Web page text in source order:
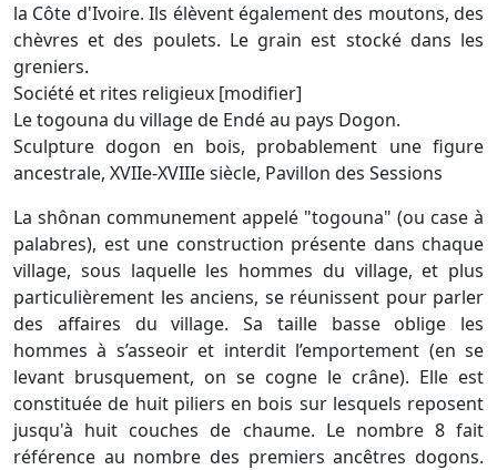
la Côte d'Ivoire. Ils élèvent également des moutons, des
chèvres et des poulets. Le grain est stocké dans les
greniers.
Société et rites religieux [modifier]
Le togouna du village de Endé au pays Dogon.
Sculpture dogon en bois, probablement une figure
ancestrale, XVIIe-XVIIIe siècle, Pavillon des Sessions
La shônan communement appelé "togouna" (ou case à
palabres), est une construction présente dans chaque
village, sous laquelle les hommes du village, et plus
particulièrement les anciens, se réunissent pour parler
des affaires du village. Sa taille basse oblige les
hommes à s’asseoir et interdit l’emportement (en se
levant brusquement, on se cogne le crâne). Elle est
constituée de huit piliers en bois sur lesquels reposent
jusqu'à huit couches de chaume. Le nombre 8 fait
référence au nombre des premiers ancêtres dogons.